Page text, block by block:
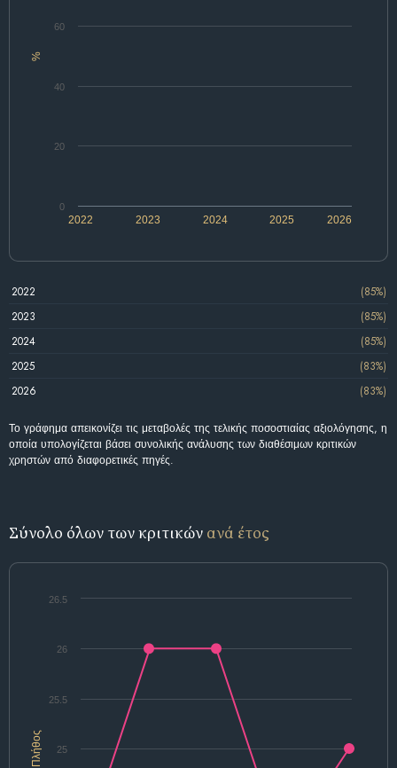
%
2022 2024 2026
2023 2025
0
20
40
60
2022
(85%)
2023
(85%)
2024
(85%)
2025
(83%)
2026
(83%)
Το γράφημα απεικονίζει τις μεταβολές της τελικής ποσοστιαίας αξιολόγησης, η
οποία υπολογίζεται βάσει συνολικής ανάλυσης των διαθέσιμων κριτικών
χρηστών από διαφορετικές πηγές.
Σύνολο όλων των κριτικών ανά έτος
Πλήθος 25
25.5
26
26.5